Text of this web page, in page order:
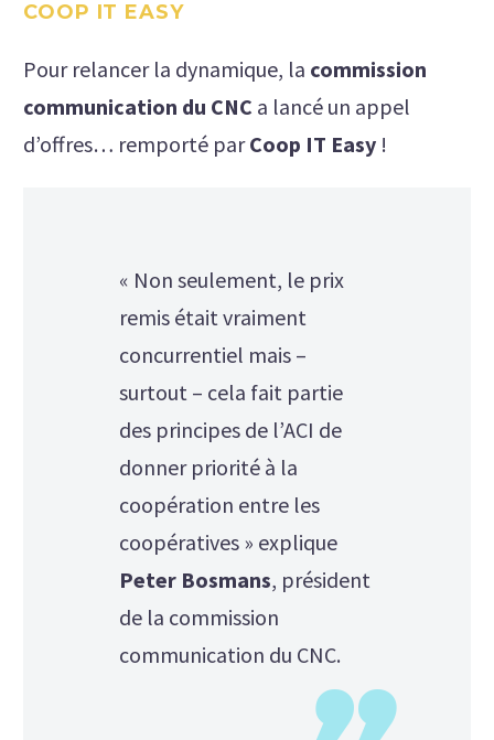
COOP IT EASY
Pour relancer la dynamique, la commission
communication du CNC a lancé un appel
d’offres… remporté parCoop IT Easy !
« Non seulement, le prix
remis était vraiment
concurrentiel mais –
surtout – cela fait partie
des principes de l’ACI de
donner priorité à la
coopération entre les
coopératives » explique
Peter Bosmans, président
de la commission
communication du CNC.